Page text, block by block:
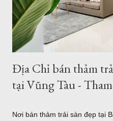
nhập về nhiều mẫu thảm kích
chiều ngang - chiều dài từ 3m
Địa Chỉ bán thảm
tại Vũng Tàu -
Nơi bán thảm trải sàn đẹp tại